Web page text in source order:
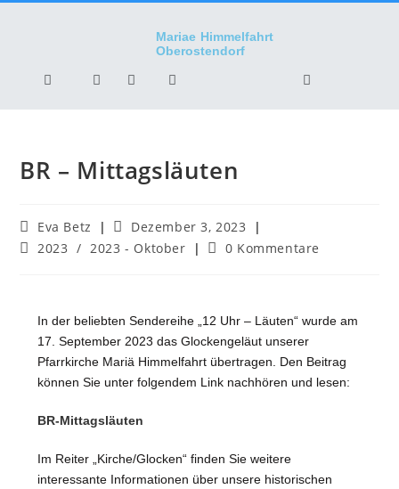
Mariae Himmelfahrt
Oberostendorf
BR – Mittagsläuten
Eva Betz
Dezember 3, 2023
2023 / 2023 - Oktober 0 Kommentare
In der beliebten Sendereihe „12 Uhr – Läuten“ wurde am
17. September 2023 das Glockengeläut unserer
Pfarrkirche Mariä Himmelfahrt übertragen. Den Beitrag
können Sie unter folgendem Link nachhören und lesen:
BR-Mittagsläuten
Im Reiter „Kirche/Glocken“ finden Sie weitere
interessante Informationen über unsere historischen